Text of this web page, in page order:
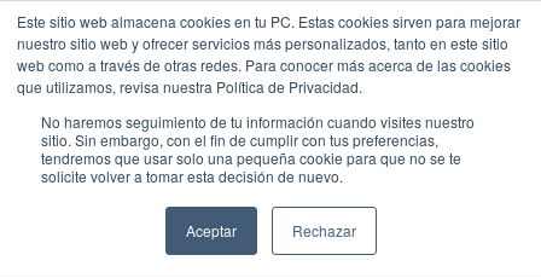
Este sitio web almacena cookies en tu PC. Estas cookies sirven para mejorar
nuestro sitio web y ofrecer servicios más personalizados, tanto en este sitio
web como a través de otras redes. Para conocer más acerca de las cookies
que utilizamos, revisa nuestra Política de Privacidad.
No haremos seguimiento de tu información cuando visites nuestro
sitio. Sin embargo, con el fin de cumplir con tus preferencias,
tendremos que usar solo una pequeña cookie para que no se te
solicite volver a tomar esta decisión de nuevo.
Aceptar Rechazar